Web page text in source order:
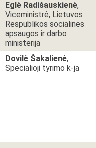
Eglė Radišauskienė,
Viceministrė, Lietuvos
Respublikos socialinės
apsaugos ir darbo
ministerija
Dovilė Šakalienė,
Specialioji tyrimo k-ja